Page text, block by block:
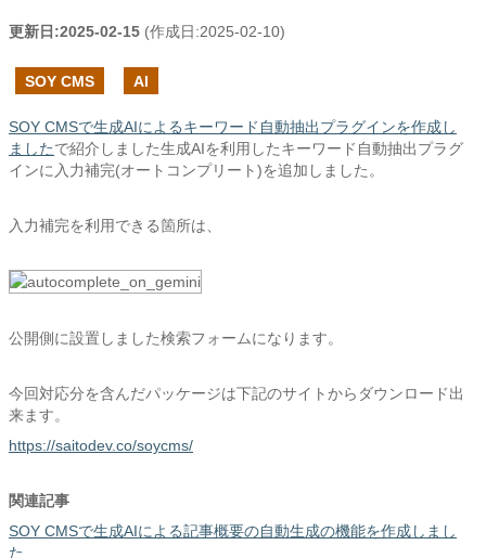
更新日:2025-02-15 (作成日:2025-02-10)
SOY CMS AI
SOY CMSで生成AIによるキーワード自動抽出プラグインを作成し
ましたで紹介しました生成AIを利用したキーワード自動抽出プラグ
インに入力補完(オートコンプリート)を追加しました。
入力補完を利用できる箇所は、
公開側に設置しました検索フォームになります。
今回対応分を含んだパッケージは下記のサイトからダウンロード出
来ます。
https://saitodev.co/soycms/
関連記事
SOY CMSで生成AIによる記事概要の自動生成の機能を作成しまし
た